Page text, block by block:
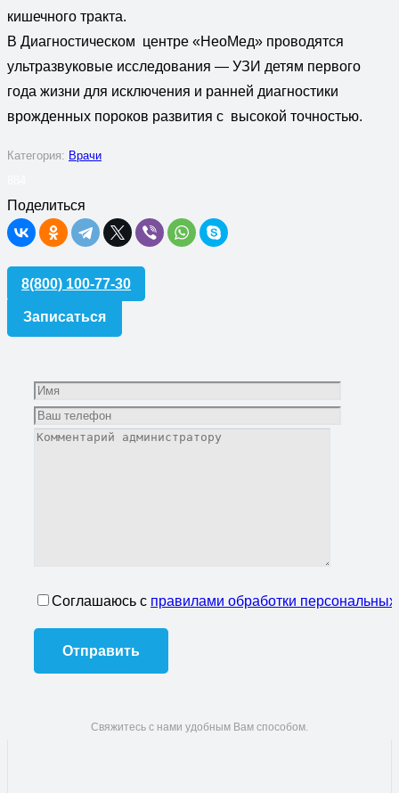
кишечного тракта.
В Диагностическом центре «НеоМед» проводятся
ультразвуковые исследования — УЗИ детям первого
года жизни для исключения и ранней диагностики
врожденных пороков развития с высокой точностью.
Категория: Врачи
Поделиться
8(800) 100-77-30
Записаться
Соглашаюсь с правилами обработки
Свяжитесь с нами удобным Вам способом.